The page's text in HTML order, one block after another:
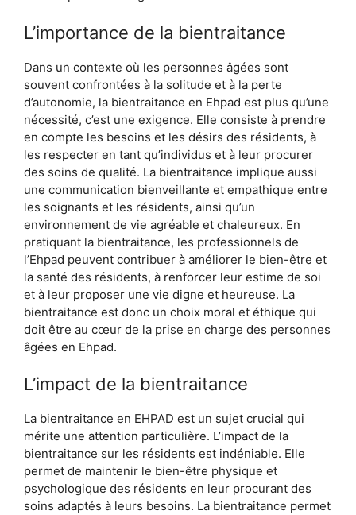
L’importance de la bientraitance
Dans un contexte où les personnes âgées sont
souvent confrontées à la solitude et à la perte
d’autonomie, la bientraitance en Ehpad est plus qu’une
nécessité, c’est une exigence. Elle consiste à prendre
en compte les besoins et les désirs des résidents, à
les respecter en tant qu’individus et à leur procurer
des soins de qualité. La bientraitance implique aussi
une communication bienveillante et empathique entre
les soignants et les résidents, ainsi qu’un
environnement de vie agréable et chaleureux. En
pratiquant la bientraitance, les professionnels de
l’Ehpad peuvent contribuer à améliorer le bien-être et
la santé des résidents, à renforcer leur estime de soi
et à leur proposer une vie digne et heureuse. La
bientraitance est donc un choix moral et éthique qui
doit être au cœur de la prise en charge des personnes
âgées en Ehpad.
L’impact de la bientraitance
La bientraitance en EHPAD est un sujet crucial qui
mérite une attention particulière. L’impact de la
bientraitance sur les résidents est indéniable. Elle
permet de maintenir le bien-être physique et
psychologique des résidents en leur procurant des
soins adaptés à leurs besoins. La bientraitance permet